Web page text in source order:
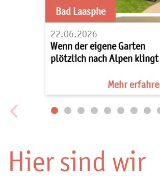
Bad Laasphe
22.06.2026
Wenn der eigene Garten
plötzlich nach Alpen klingt
Mehr
Hier sind wir